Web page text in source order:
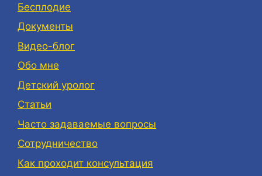
Бесплодие
Документы
Видео-блог
Обо мне
Детский уролог
Статьи
Часто задаваемые вопросы
Сотрудничество
Как проходит консультация